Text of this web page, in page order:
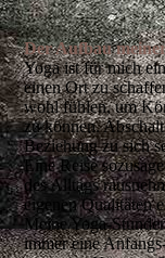
Der Aufbau
Yoga ist für mich
einen Ort zu
wohl fühlen, um
zu können.
Beziehung zu sich
Eine Reise
des Alltags
eigenen Qualitäten
Meine Yoga-
immer eine